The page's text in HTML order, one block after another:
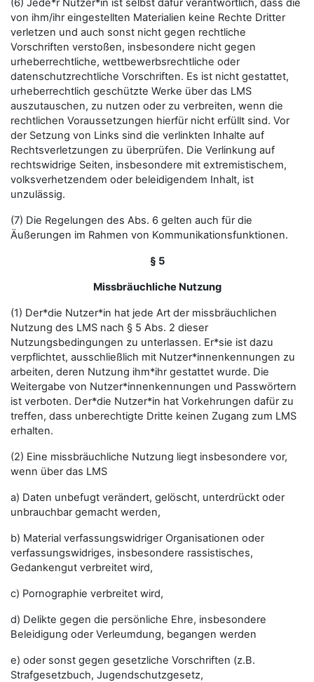
(6) Jede*r Nutzer*in ist selbst dafür verantwortlich, dass die
von ihm/ihr eingestellten Materialien keine Rechte Dritter
verletzen und auch sonst nicht gegen rechtliche
Vorschriften verstoßen, insbesondere nicht gegen
urheberrechtliche, wettbewerbsrechtliche oder
datenschutzrechtliche Vorschriften. Es ist nicht gestattet,
urheberrechtlich geschützte Werke über das LMS
auszutauschen, zu nutzen oder zu verbreiten, wenn die
rechtlichen Voraussetzungen hierfür nicht erfüllt sind. Vor
der Setzung von Links sind die verlinkten Inhalte auf
Rechtsverletzungen zu überprüfen. Die Verlinkung auf
rechtswidrige Seiten, insbesondere mit extremistischem,
volksverhetzendem oder beleidigendem Inhalt, ist
unzulässig.
(7) Die Regelungen des Abs. 6 gelten auch für die
Äußerungen im Rahmen von Kommunikationsfunktionen.
§ 5
Missbräuchliche Nutzung
(1) Der*die Nutzer*in hat jede Art der missbräuchlichen
Nutzung des LMS nach § 5 Abs. 2 dieser
Nutzungsbedingungen zu unterlassen. Er*sie ist dazu
verpflichtet, ausschließlich mit Nutzer*innenkennungen zu
arbeiten, deren Nutzung ihm*ihr gestattet wurde. Die
Weitergabe von Nutzer*innenkennungen und Passwörtern
ist verboten. Der*die Nutzer*in hat Vorkehrungen dafür zu
treffen, dass unberechtigte Dritte keinen Zugang zum LMS
erhalten.
(2) Eine missbräuchliche Nutzung liegt insbesondere vor,
wenn über das LMS
a) Daten unbefugt verändert, gelöscht, unterdrückt oder
unbrauchbar gemacht werden,
b) Material verfassungswidriger Organisationen oder
verfassungswidriges, insbesondere rassistisches,
Gedankengut verbreitet wird,
c) Pornographie verbreitet wird,
d) Delikte gegen die persönliche Ehre, insbesondere
Beleidigung oder Verleumdung, begangen werden
e) oder sonst gegen gesetzliche Vorschriften (z.B.
Strafgesetzbuch, Jugendschutzgesetz,